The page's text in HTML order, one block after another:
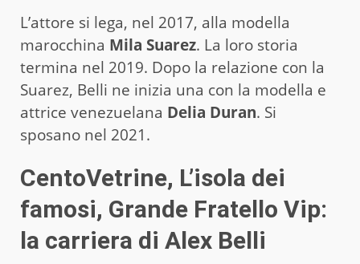
L’attore si lega, nel 2017, alla modella
marocchina Mila Suarez. La loro storia
termina nel 2019. Dopo la relazione con la
Suarez, Belli ne inizia una con la modella e
attrice venezuelana Delia Duran. Si
sposano nel 2021.
CentoVetrine, L’isola dei
famosi, Grande Fratello Vip:
la carriera di Alex Belli